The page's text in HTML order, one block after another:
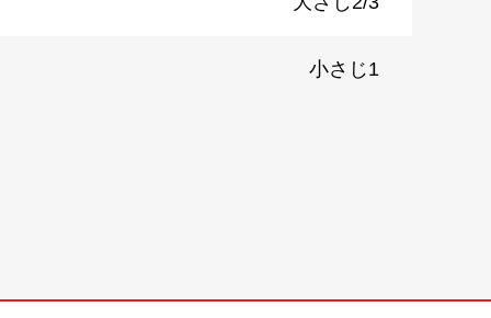
小さじ1